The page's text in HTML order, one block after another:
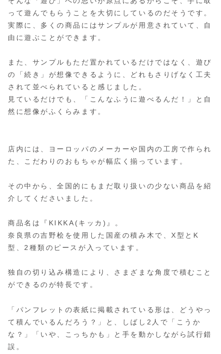
って遊んでもらうことを大切にしているのだそうです。
実際に、多くの商品にはサンプルが用意されていて、自
由に遊ぶことができます。
また、サンプルもただ置かれているだけではなく、遊び
の「続き」が想像できるように、どれもさりげなく工夫
されて並べられていると感じました。
見ているだけでも、「こんなふうに遊べるんだ！」と自
然に想像がふくらみます。
店内には、ヨーロッパのメーカーや国内の工房で作られ
た、こだわりのおもちゃが幅広く揃っています。
その中から、全国的にもまだ取り扱いの少ない商品を紹
介してくださいました。
商品名は『KIKKA(キッカ)』。
奈良県の吉野桧を使用した国産の積み木で、X型とK
型、2種類のピースが入っています。
独自の切り込み構造により、さまざまな角度で積むこと
ができるのが特長です。
「パンフレットの表紙に掲載されている形は、どうやっ
て積んでいるんだろう？」と、しばし2人で「こうか
な？」「いや、こっちかも」と手を動かしながら試行錯
誤。